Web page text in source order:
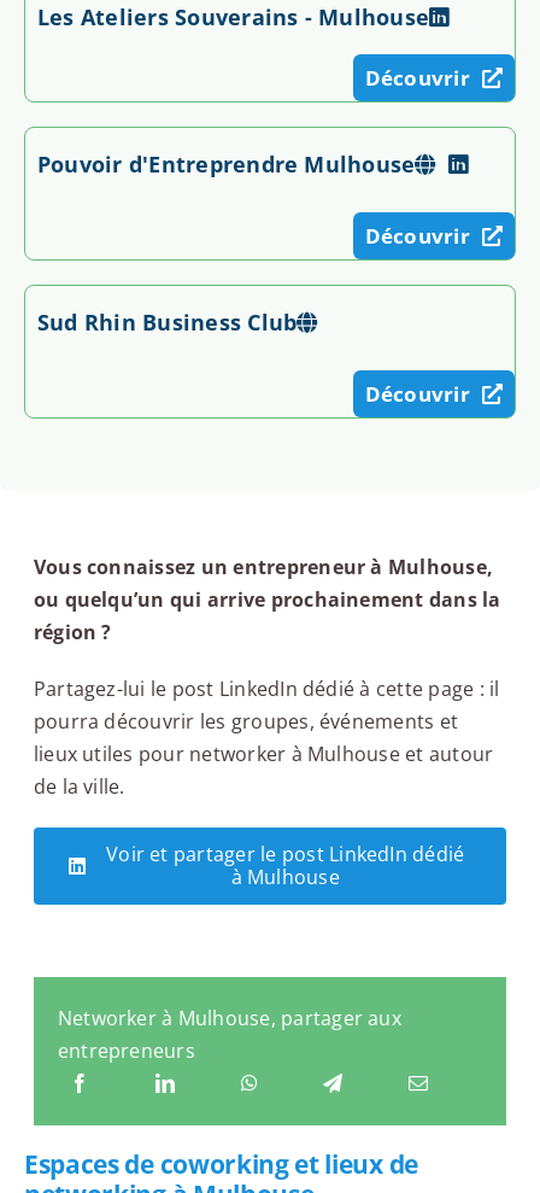
Les Ateliers Souverains - Mulhouse
Découvrir
Pouvoir d'Entreprendre Mulhouse
Découvrir
Sud Rhin Business Club
Découvrir
Vous connaissez un entrepreneur à Mulhouse,
ou quelqu’un qui arrive prochainement dans la
région ?
Partagez-lui le post LinkedIn dédié à cette page : il
pourra découvrir les groupes, événements et
lieux utiles pour networker à Mulhouse et autour
de la ville.
Voir et partager le post LinkedIn dédié
à Mulhouse
Networker à Mulhouse, partager aux
entrepreneurs
Espaces de coworking et lieux de